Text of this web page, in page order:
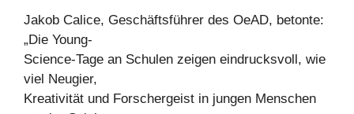
Jakob Calice, Geschäftsführer des OeAD, betonte:
„Die Young-
Science-Tage an Schulen zeigen eindrucksvoll, wie
viel Neugier,
Kreativität und Forschergeist in jungen Menschen